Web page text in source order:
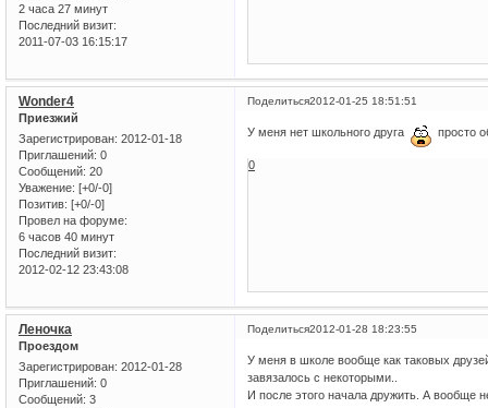
2 часа 27 минут
Последний визит:
2011-07-03 16:15:17
Поделиться2012-01-25 18:51:51
Wonder4
Приезжий
Зарегистрирован: 2012-01-18
Приглашений: 0
Сообщений: 20
Уважение: [+0/-0]
Позитив: [+0/-0]
Провел на форуме:
6 часов 40 минут
Последний визит:
2012-02-12 23:43:08
У меня нет школьного друга просто
0
Поделиться2012-01-28 18:23:55
Леночка
Проездом
Зарегистрирован: 2012-01-28
Приглашений: 0
Сообщений: 3
У меня в школе вообще как таковых
завязалось с некоторыми..
И после этого начала дружить. А вообще